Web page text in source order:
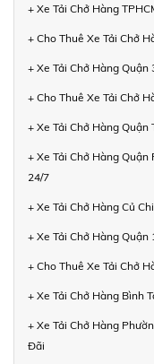
+ Xe Tải Chở Hàng
+ Cho Thuê Xe Tải Chở
+ Xe Tải Chở Hàng Quận
+ Cho Thuê Xe Tải Chở
+ Xe Tải Chở Hàng Quận
+ Xe Tải Chở Hàng Quận
24/7
+ Xe Tải Chở Hàng Củ
+ Xe Tải Chở Hàng Quận
+ Cho Thuê Xe Tải Chở
+ Xe Tải Chở Hàng Bình
+ Xe Tải Chở Hàng
Đãi